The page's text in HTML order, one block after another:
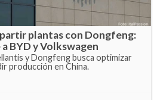
plantas con Dongfeng:
BYD y Volkswagen
y Dongfeng busca optimizar
producción en China.